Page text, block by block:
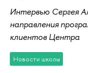
Интервью Сергея
направления
клиентов Центра
Новости школы